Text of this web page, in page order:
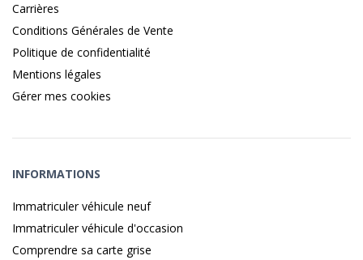
Carrières
Conditions Générales de Vente
Politique de confidentialité
Mentions légales
Gérer mes cookies
INFORMATIONS
Immatriculer véhicule neuf
Immatriculer véhicule d'occasion
Comprendre sa carte grise